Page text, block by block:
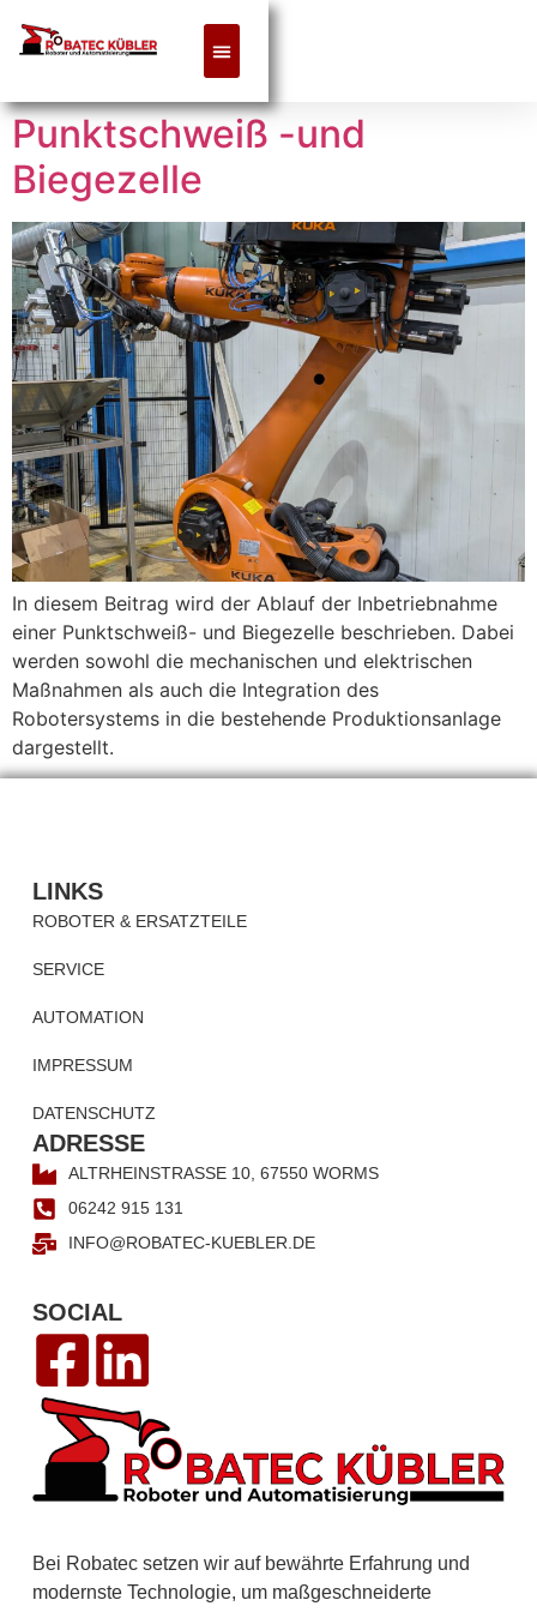
Punktschweiß -und
Biegezelle
In diesem Beitrag wird der Ablauf der Inbetriebnahme
einer Punktschweiß- und Biegezelle beschrieben. Dabei
werden sowohl die mechanischen und elektrischen
Maßnahmen als auch die Integration des
Robotersystems in die bestehende Produktionsanlage
dargestellt.
Bei Robatec setzen wir auf bewährte Erfahrung und
modernste Technologie, um maßgeschneiderte
LINKS
ROBOTER & ERSATZTEILE
SERVICE
AUTOMATION
IMPRESSUM
DATENSCHUTZ
ADRESSE
ALTRHEINSTRASSE 10, 67550 WORMS
06242 915 131
INFO@ROBATEC-KUEBLER.DE
SOCIAL